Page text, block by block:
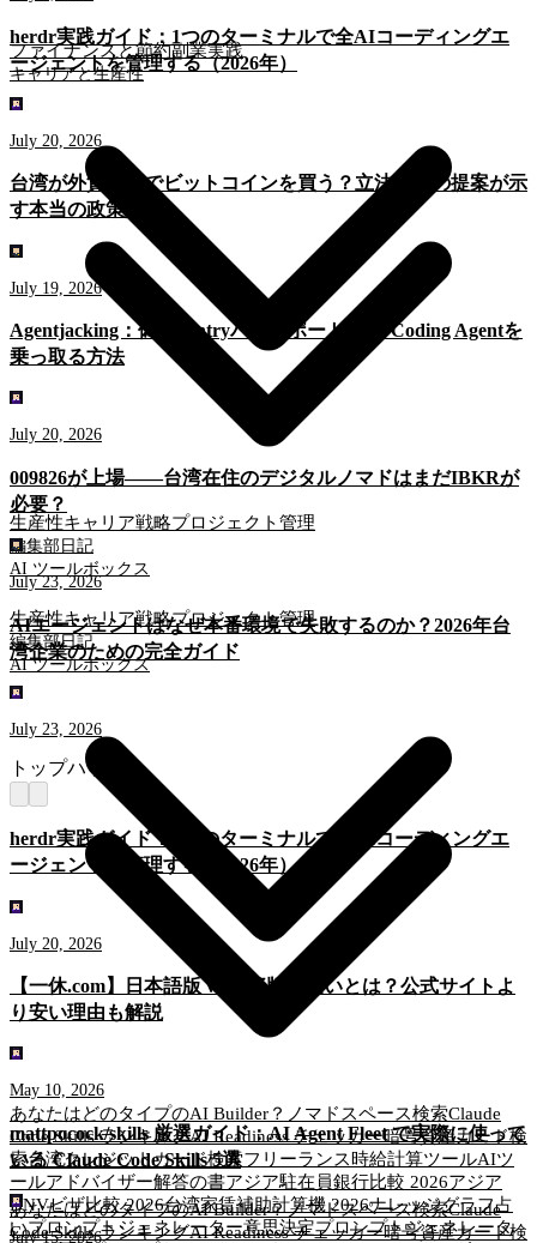
生産性キャリア戦略プロジェクト管理
編集部日記
AI ツールボックス
あなたはどのタイプのAI Builder？ ノマドスペース検索Claude
Code Skills ランキングAI Readiness チェッカー暗号資産カード検
索台湾クレジットカード検索フリーランス時給計算ツールAIツ
ールアドバイザー解答の書アジア駐在員銀行比較 2026アジア
DNVビザ比較 2026台湾家賃補助計算機 2026ナレッジグラフ占
いプロンプトジェネレーター意思決定プロンプトジェネレータ
ファイナンスと節約副業実践
キャリアと生産性
生産性キャリア戦略プロジェクト管理
編集部日記
AI ツールボックス
あなたはどのタイプのAI Builder？ノマドスペース検索Claude
Code Skills ランキングAI Readiness チェッカー暗号資産カード検
herdr実践ガイド：1つのターミナルで全AIコーディングエ
ージェントを管理する（2026年）
July 20, 2026
台湾が外貨準備でビットコインを買う？立法委員の提案が示
す本当の政策論理
July 19, 2026
Agentjacking：偽のSentryバグレポートがAI Coding Agentを
乗っ取る方法
July 20, 2026
009826が上場——台湾在住のデジタルノマドはまだIBKRが
必要？
July 23, 2026
AIエージェントはなぜ本番環境で失敗するのか？2026年台
湾企業のための完全ガイド
July 23, 2026
トップハック
herdr実践ガイド：1つのターミナルで全AIコーディングエ
ージェントを管理する（2026年）
July 20, 2026
【一休.com】日本語版 vs 国際版の違いとは？公式サイトよ
り安い理由も解説
May 10, 2026
mattpocock/skills 厳選ガイド：AI Agent Fleet で実際に使って
いる Claude Code Skills 5選
July 15, 2026